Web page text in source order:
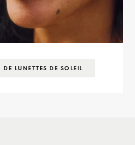
DE LUNETTES DE SOLEIL